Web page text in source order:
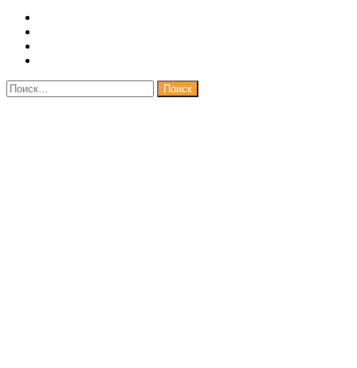
Закрыть
Найти: